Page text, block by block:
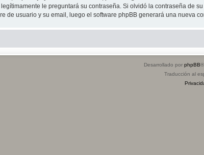
le preguntará su contraseña. Si olvidó la contraseña de
de usuario y su email, luego el software phpBB generará una nueva
Desarrollado por phpBB
Traducción al